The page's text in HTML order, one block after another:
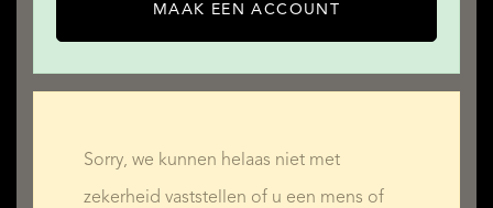
MAAK EEN ACCOUNT
Sorry, we kunnen helaas niet met
zekerheid vaststellen of u een mens of